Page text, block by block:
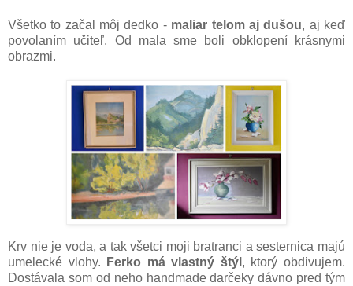
Všetko to začal môj dedko - maliar telom aj dušou, aj keď
povolaním učiteľ. Od mala sme boli obklopení krásnymi
obrazmi.
Krv nie je voda, a tak všetci moji bratranci a sesternica majú
umelecké vlohy.
Ferko má vlastný štýl , ktorý obdivujem.
Dostávala som od neho handmade darčeky dávno pred tým